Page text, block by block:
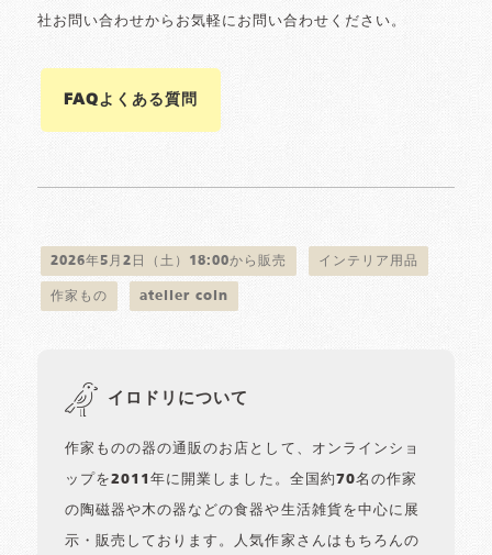
社お問い合わせからお気軽にお問い合わせください。
FAQよくある質問
2026年5月2日（土）18:00から販売 インテリア用品
作家もの atelier coin
イロドリについて
作家ものの器の通販のお店として、オンラインショ
ップを2011年に開業しました。全国約70名の作家
の陶磁器や木の器などの食器や生活雑貨を中心に展
示・販売しております。人気作家さんはもちろんの